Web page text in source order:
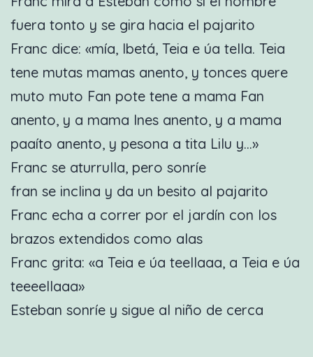
fuera tonto y se gira hacia el pajarito
Franc dice: «mía, Ibetá, Teia e úa tella. Teia
tene mutas mamas anento, y tonces quere
muto muto Fan pote tene a mama Fan
anento, y a mama Ines anento, y a mama
paaíto anento, y pesona a tita Lilu y…»
Franc se aturrulla, pero sonríe
fran se inclina y da un besito al pajarito
Franc echa a correr por el jardín con los
brazos extendidos como alas
Franc grita: «a Teia e úa teellaaa, a Teia e úa
teeeellaaa»
Esteban sonríe y sigue al niño de cerca